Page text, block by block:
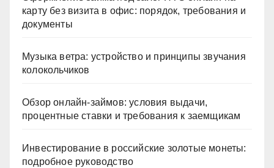
карту без визита в офис: порядок, требования и
документы
Музыка ветра: устройство и принципы звучания
колокольчиков
Обзор онлайн-займов: условия выдачи,
процентные ставки и требования к заемщикам
Инвестирование в российские золотые монеты:
подробное руководство